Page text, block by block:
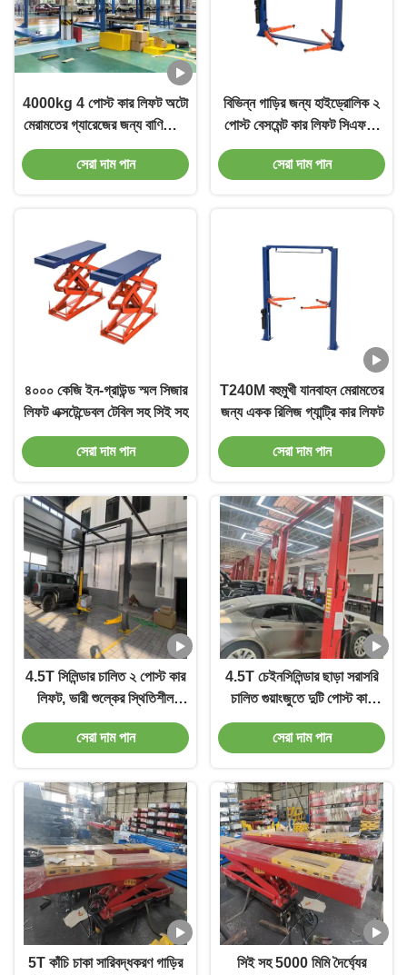
4000kg 4 পোস্ট কার লিফট অটো
মেরামতের গ্যারেজের জন্য বাণিজ্যিক
গ্রেডের যানবাহন লিফট
সেরা দাম পান
বিভিন্ন গাড়ির জন্য হাইড্রোলিক ২
পোস্ট বেসমেন্ট কার লিফট সিএফটার
সার্ভিস
সেরা দাম পান
৪০০০ কেজি ইন-গ্রাউন্ড স্মল সিজার
লিফট এক্সটেন্ডেবল টেবিল সহ সিই সহ
সেরা দাম পান
T240M বহুমুখী যানবাহন মেরামতের
জন্য একক রিলিজ গ্যান্ট্রি কার লিফট
সেরা দাম পান
4.5T সিলিন্ডার চালিত ২ পোস্ট কার
লিফট, ভারী শুল্কের স্থিতিশীল
ক্যারেজ সহ
সেরা দাম পান
4.5T চেইনসিলিন্ডার ছাড়া সরাসরি
চালিত গুয়াংজুতে দুটি পোস্ট কার
লিফট
সেরা দাম পান
5T কাঁচি চাকা সারিবদ্ধকরণ গাড়ির
সিই সহ 5000 মিমি দৈর্ঘ্যের